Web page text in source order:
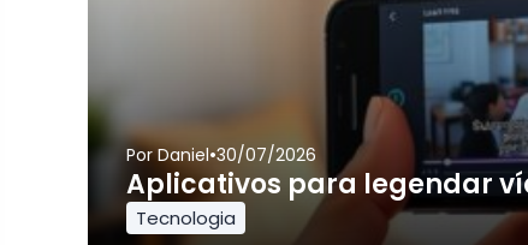
PorDaniel•30/07/2026
Aplicativos para legendar
Tecnologia